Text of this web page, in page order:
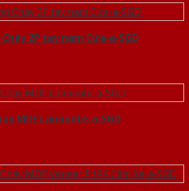
2P tay nam Cửa-a-SGD
MDF Laminate-a-SGD